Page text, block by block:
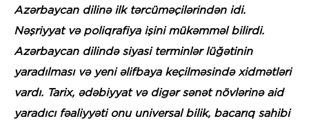
Azərbaycan dilinə ilk tərcüməçilərindən idi.
Nəşriyyat və poliqrafiya işini mükəmməl bilirdi.
Azərbaycan dilində siyasi terminlər lüğətinin
yaradılması və yeni əlifbaya keçilməsində xidmətləri
vardı. Tarix, ədəbiyyat və digər sənət növlərinə aid
yaradıcı fəaliyyəti onu universal bilik, bacarıq sahibi